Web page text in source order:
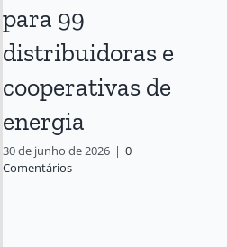
para 99
distribuidoras e
cooperativas de
energia
30 de junho de 2026 | 0
Comentários